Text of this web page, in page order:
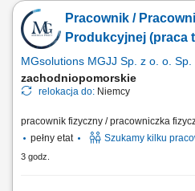
prostych maszyn) Pakowanie
Inne prace pomocnicze;
Pracownik /
MGsolutions MGJJ Sp. z o. o. Sp.
zachodniopomorskie
relokacja do: Niemcy
pracownik fizyczny / pracowniczka
pełny etat
Szukamy kilku
3 godz.